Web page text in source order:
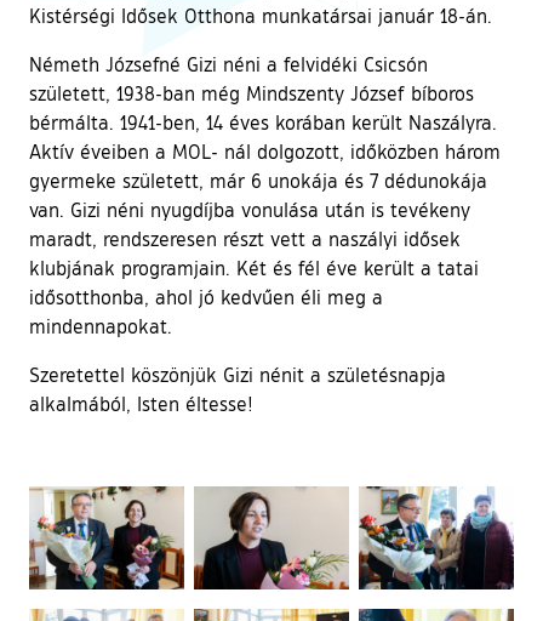
Kistérségi Idősek Otthona munkatársai január 18-án.
Németh Józsefné Gizi néni a felvidéki Csicsón
született, 1938-ban még Mindszenty József bíboros
bérmálta. 1941-ben, 14 éves korában került Naszályra.
Aktív éveiben a MOL- nál dolgozott, időközben három
gyermeke született, már 6 unokája és 7 dédunokája
van. Gizi néni nyugdíjba vonulása után is tevékeny
maradt, rendszeresen részt vett a naszályi idősek
klubjának programjain. Két és fél éve került a tatai
idősotthonba, ahol jó kedvűen éli meg a
mindennapokat.
Szeretettel köszönjük Gizi nénit a születésnapja
alkalmából, Isten éltesse!
Ugrás a galéria utánra